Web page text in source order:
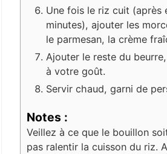
Une fois le riz cuit (après
minutes), ajouter les
le parmesan, la crème
Ajouter le reste du
à votre goût.
Servir chaud, garni de
Notes :
Veillez à ce que le bouillon
pas ralentir la cuisson du riz.